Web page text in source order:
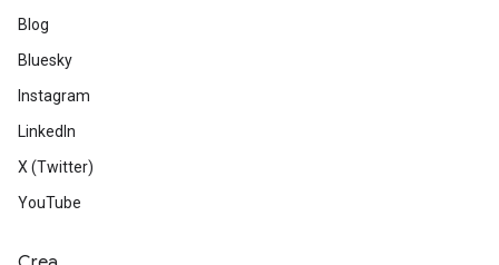
Blog
Bluesky
Instagram
LinkedIn
X (Twitter)
YouTube